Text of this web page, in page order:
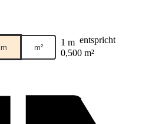
m m² 1 m entspricht
0,500 m²